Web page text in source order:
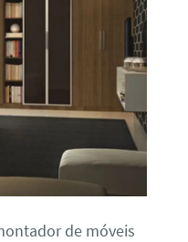
de móveis